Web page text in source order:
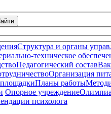
Структура и органы
техническое
Педагогический состав
Организация
Планы работы
Опорное учреждение
психолога